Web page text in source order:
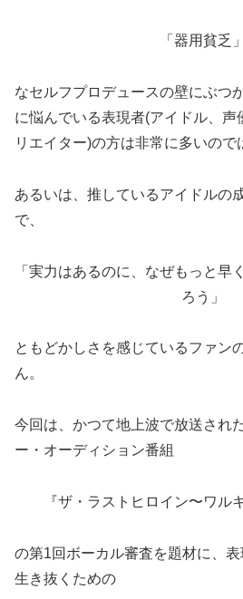
「器用貧乏」
なセルフプロデュースの壁にぶつ
に悩んでいる表現者(アイドル、声
リエイター)の方は非常に多いので
あるいは、推しているアイドルの
で、
「実力はあるのに、なぜもっと早
ろう」
ともどかしさを感じているファン
ん。
今回は、かつて地上波で放送され
ー・オーディション番組
『ザ・ラストヒロイン〜ワル
の第1回ボーカル審査を題材に、
生き抜くための